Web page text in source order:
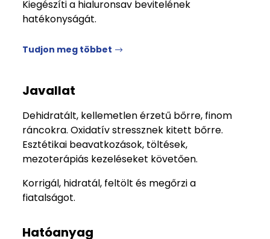
Kiegészíti a hialuronsav bevitelének
hatékonyságát.
Tudjon meg többet
Javallat
Dehidratált, kellemetlen érzetű bőrre, finom
ráncokra. Oxidatív stressznek kitett bőrre.
Esztétikai beavatkozások, töltések,
mezoterápiás kezeléseket követően.
Korrigál, hidratál, feltölt és megőrzi a
fiatalságot.
Hatóanyag